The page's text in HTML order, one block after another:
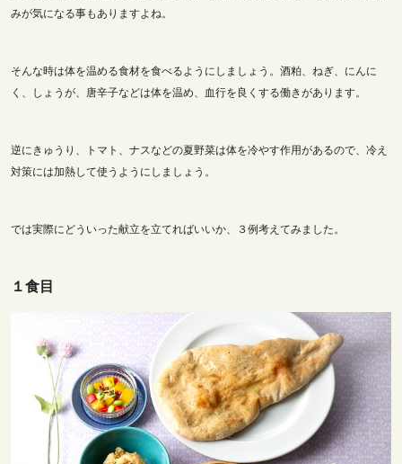
みが気になる事もありますよね。
そんな時は体を温める食材を食べるようにしましょう。酒粕、ねぎ、にんに
く、しょうが、唐辛子などは体を温め、血行を良くする働きがあります。
逆にきゅうり、トマト、ナスなどの夏野菜は体を冷やす作用があるので、冷え
対策には加熱して使うようにしましょう。
では実際にどういった献立を立てればいいか、３例考えてみました。
１食目